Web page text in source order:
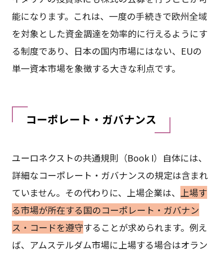
能になります。これは、一度の手続きで欧州全域
を対象とした資金調達を効率的に行えるようにす
る制度であり、日本の国内市場にはない、EUの
単一資本市場を象徴する大きな利点です。
コーポレート・ガバナンス
ユーロネクストの共通規則（Book I）自体には、
詳細なコーポレート・ガバナンスの規定は含まれ
ていません。その代わりに、上場企業は、
上場す
る市場が所在する国のコーポレート・ガバナン
ス・コードを遵守することが求められます。例え
ば、アムステルダム市場に上場する場合はオラン